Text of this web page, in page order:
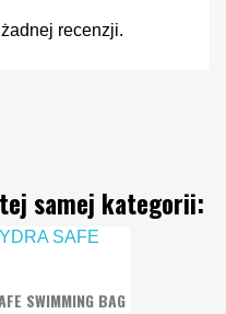
recenzji.
samej kategorii:
SWIMMING BAG